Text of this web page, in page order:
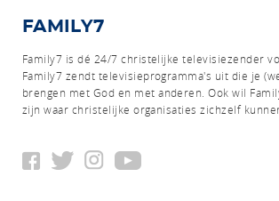
FAMILY7
Family7 is dé 24/7 christelijke televisiezender
Family7 zendt televisieprogramma's uit die je
brengen met God en met anderen.Ook wil
zijn waar christelijke organisaties zichzelf